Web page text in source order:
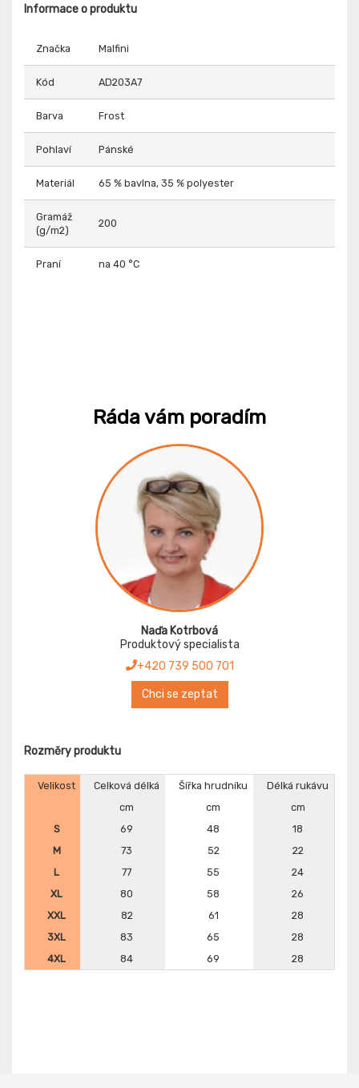
Informace o produktu
Značka Malfini
Kód AD203A7
Barva Frost
Pohlaví Pánské
Materiál 65 % bavlna, 35 % polyester
Gramáž
(g/m2)
200
Praní na 40 °C
Ráda vám poradím
Naďa Kotrbová
Produktový specialista
+420 739 500 701
Chci se zeptat
Rozměry produktu
Velikost Celková délká Šířka hrudníku
Délká rukávu
cm
cm
cm
S
69 48
18
M
73 52
22
L
77 55
24
XL
80 58
26
XXL
82 61
28
3XL
83 65
28
4XL
84 69 28